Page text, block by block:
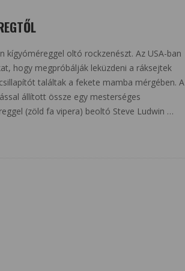
oltó rockzenészt. Az USA-ban
hogy megpróbálják leküzdeni a ráksejtek
találtak a fekete mamba mérgében. A
állított össze egy mesterséges
(zöld fa vipera) beoltó Steve Ludwin …